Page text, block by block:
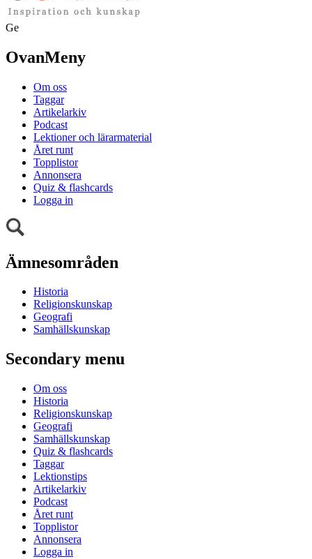
Ge
OvanMeny
Om oss
Taggar
Artikelarkiv
Podcast
Lektioner och lärarmaterial
Året runt
Topplistor
Annonsera
Quiz & flashcards
Logga in
Ämnesområden
Historia
Religionskunskap
Geografi
Samhällskunskap
Secondary menu
Om oss
Historia
Religionskunskap
Geografi
Samhällskunskap
Quiz & flashcards
Taggar
Lektionstips
Artikelarkiv
Podcast
Året runt
Topplistor
Annonsera
Logga in